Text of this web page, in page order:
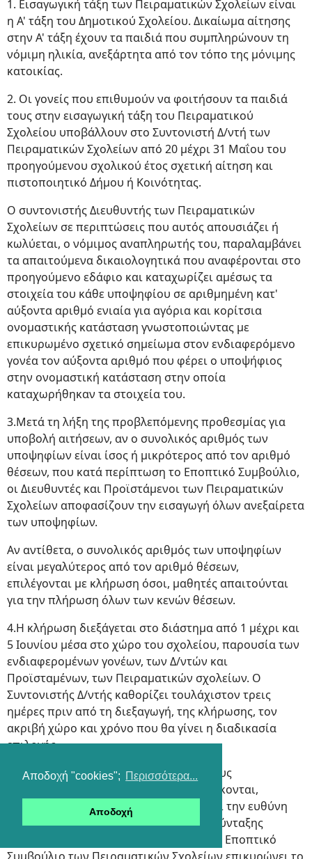
Αποδοχή "cookies"; Περισσότερα...
Αποδοχή
1. Εισαγωγική τάξη των Πειραματικών Σχολείων είναι
η Α' τάξη του Δημοτικού Σχολείου. Δικαίωμα αίτησης
στην Α' τάξη έχουν τα παιδιά που συμπληρώνουν τη
νόμιμη ηλικία, ανεξάρτητα από τον τόπο της μόνιμης
κατοικίας.
2. Οι γονείς που επιθυμούν να φοιτήσουν τα παιδιά
τους στην εισαγωγική τάξη του Πειραματικού
Σχολείου υποβάλλουν στο Συντονιστή Δ/ντή των
Πειραματικών Σχολείων από 20 μέχρι 31 Μαΐου του
προηγούμενου σχολικού έτος σχετική αίτηση και
πιστοποιητικό Δήμου ή Κοινότητας.
Ο συντονιστής Διευθυντής των Πειραματικών
Σχολείων σε περιπτώσεις που αυτός απουσιάζει ή
κωλύεται, ο νόμιμος αναπληρωτής του, παραλαμβάνει
τα απαιτούμενα δικαιολογητικά που αναφέρονται στο
προηγούμενο εδάφιο και καταχωρίζει αμέσως τα
στοιχεία του κάθε υποψηφίου σε αριθμημένη κατ'
αύξοντα αριθμό ενιαία για αγόρια και κορίτσια
ονομαστικής κατάσταση γνωστοποιώντας με
επικυρωμένο σχετικό σημείωμα στον ενδιαφερόμενο
γονέα τον αύξοντα αριθμό που φέρει ο υποψήφιος
στην ονομαστική κατάσταση στην οποία
καταχωρήθηκαν τα στοιχεία του.
3.Μετά τη λήξη της προβλεπόμενης προθεσμίας για
υποβολή αιτήσεων, αν ο συνολικός αριθμός των
υποψηφίων είναι ίσος ή μικρότερος από τον αριθμό
θέσεων, που κατά περίπτωση το Εποπτικό Συμβούλιο,
οι Διευθυντές και Προϊστάμενοι των Πειραματικών
Σχολείων αποφασίζουν την εισαγωγή όλων ανεξαίρετα
των υποψηφίων.
Αν αντίθετα, ο συνολικός αριθμός των υποψηφίων
είναι μεγαλύτερος από τον αριθμό θέσεων,
επιλέγονται με κλήρωση όσοι, μαθητές απαιτούνται
για την πλήρωση όλων των κενών θέσεων.
4.Η κλήρωση διεξάγεται στο διάστημα από 1 μέχρι και
5 Ιουνίου μέσα στο χώρο του σχολείου, παρουσία των
ενδιαφερομένων γονέων, των Δ/ντών και
Προϊσταμένων, των Πειραματικών σχολείων. Ο
Συντονιστής Δ/ντής καθορίζει τουλάχιστον τρεις
ημέρες πριν από τη διεξαγωγή, της κλήρωσης, τον
ακριβή χώρο και χρόνο που θα γίνει η διαδικασία
επιλογής.
Πριν από την κλήρωση ορίζεται από τους
ενδιαφερόμενους γονείς που παρευρίσκονται,
τριμελής επιτροπή γονέων, η οποία έχει την ευθύνη
της διεξαγωγής της κλήρωσης και της σύνταξης
ειδικού σχετικού πρακτικού. Αμέσως το Εποπτικό